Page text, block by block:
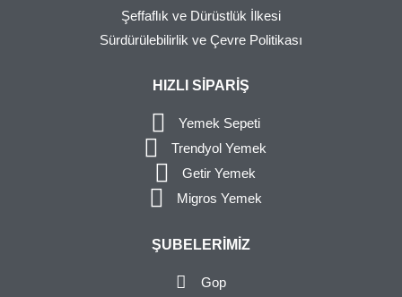
Şeffaflık ve Dürüstlük İlkesi
Sürdürülebilirlik ve Çevre Politikası
HIZLI SIPARIŞ
Yemek Sepeti
Trendyol Yemek
Getir Yemek
Migros Yemek
ŞUBELERIMIZ
Gop